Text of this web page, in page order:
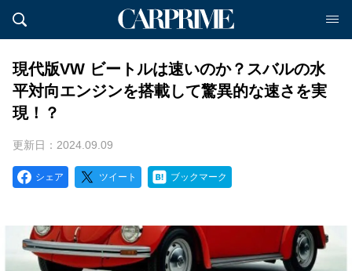
現代版VW ビートルは速いのか？スバルの水
平対向エンジンを搭載して驚異的な速さを実
現！？
更新日：2024.09.09
シェア ツイート ブックマーク